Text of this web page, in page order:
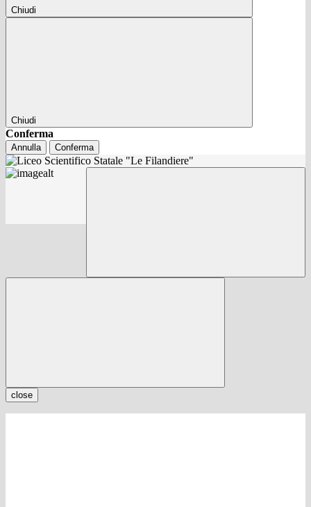
Chiudi
Chiudi
Conferma
Annulla Conferma
close